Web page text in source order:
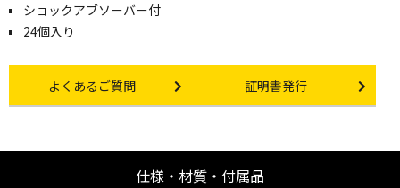
ショックアブソーバー付
24個入り
Other link
よくあるご質問 Certificate Issuance
証明書発行
仕様・材質・付属品